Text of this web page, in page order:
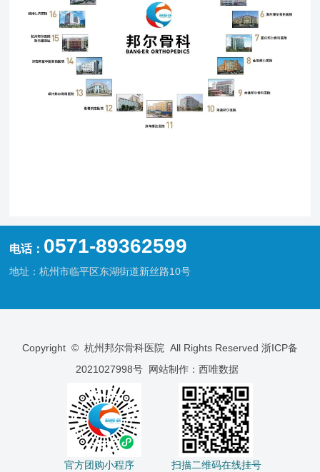
电话： 0571-89362599
地址：杭州市临平区东湖街道新丝路10号
Copyright © 杭州邦尔骨科医院 All Rights Reserved 浙ICP备
2021027998号 网站制作： 西唯数据
官方团购小程序 扫描二维码在线挂号